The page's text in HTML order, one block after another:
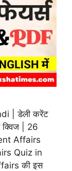
| डेली करेंट
क्विज | 26
Affairs
Quiz in
की इस